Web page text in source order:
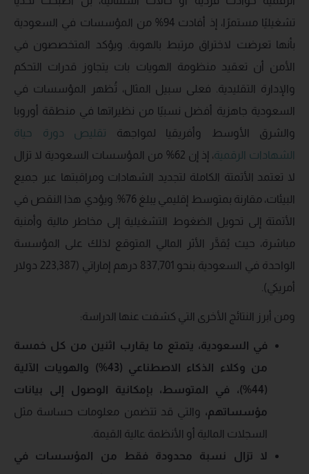
تشغيليًا مستمرًا، إذ أفادت 94% من المؤسسات في السعودية
بأنها تعرضت لاختراق مرتبط بالهوية. ويؤكد المتخصصون في
الأمن أن تعقيد منظومة الهويات بات يتجاوز قدرات التحكم
والإدارة التقليدية. فعلى سبيل المثال، تُظهر المؤسسات في
السعودية جاهزية أفضل نسبيًا من نظيراتها في منطقة أوروبا
والشرق الأوسط وأفريقيا لمواجهة تقليص دورة حياة
الشهادات الرقمية
، إذ إن 62% من المؤسسات السعودية لا تزال
لا تعتمد الأتمتة الكاملة لتجديد الشهادات ومراقبتها عبر جميع
البيئات، مقارنة بمتوسط إقليمي يبلغ 76%. ويؤدي هذا النقص في
الأتمتة إلى تحويل الضغوط التشغيلية إلى مخاطر مالية وأمنية
مباشرة، حيث يُقدَّر الأثر المالي المتوقع لذلك على المؤسسة
الواحدة في السعودية بنحو 837,701 درهم إماراتي (223,387 دولار
أمريكي).
ومن أبرز النتائج الأخرى التي كشفت عنها الدراسة:
في السعودية، يتمتع ما يقارب اثنين من كل خمسة
من وكلاء الذكاء الاصطناعي (43%) والهويات الآلية
(44%)، في المتوسط، بإمكانية الوصول إلى بيانات
مؤسساتهم، والتي قد تتضمن معلومات حساسة مثل
السجلات المالية أو الأنظمة عالية القيمة.
لا تزال نسبة محدودة فقط من المؤسسات في